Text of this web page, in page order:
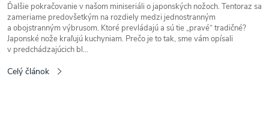
Ďalšie pokračovanie v našom miniseriáli o japonských nožoch. Tentoraz sa
zameriame predovšetkým na rozdiely medzi jednostranným
a obojstranným výbrusom. Ktoré prevládajú a sú tie „pravé“ tradičné?
Japonské nože kraľujú kuchyniam. Prečo je to tak, sme vám opísali
v predchádzajúcich bl...
Celý článok